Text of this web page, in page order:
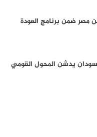
من مصر ضمن برنامج العودة
يدشن المحول القومي